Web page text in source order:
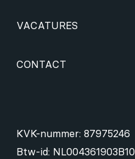
VACATURES
CONTACT
KVK-nummer: 87975246
Btw-id: NL004361903B10